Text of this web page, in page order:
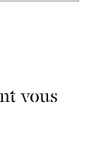
vous